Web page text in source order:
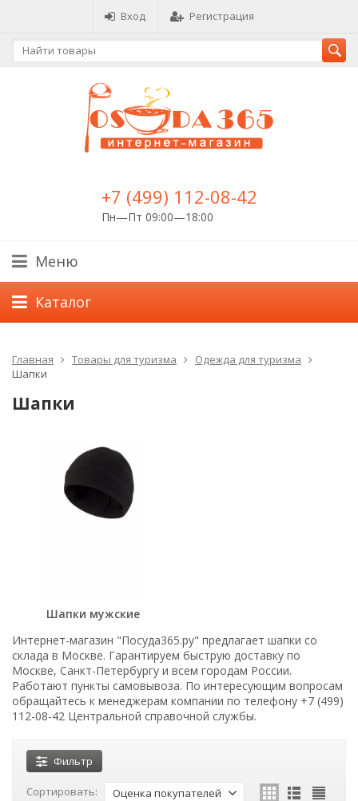
Вход Регистрация
+7 (499) 112-08-42
Пн—Пт 09:00—18:00
Меню
Каталог
Главная Товары для туризма
Одежда для туризма
Шапки
Шапки
Шапки мужские
Интернет-магазин "Посуда365.ру" предлагает шапки со
склада в Москве. Гарантируем быструю доставку по
Москве, Санкт-Петербургу и всем городам России.
Работают пункты самовывоза. По интересующим вопросам
обращайтесь к менеджерам компании по телефону +7 (499)
112-08-42 Центральной справочной службы.
Фильтр
Сортировать: Оценка покупателей